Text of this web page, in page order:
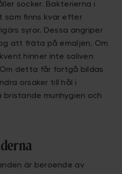
socker. Bakterierna i
som finns kvar efter
syror. Dessa angriper
att fräta på emaljen. Om
hinner inte saliven
detta får fortgå bildas
orsaker till hål i
bristande munhygien och
är beroende av